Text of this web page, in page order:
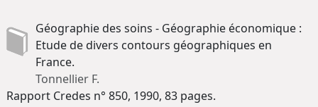
Géographie des soins - Géographie économique :
Etude de divers contours géographiques en
France.
Tonnellier F.
Rapport Credes n° 850, 1990, 83 pages.